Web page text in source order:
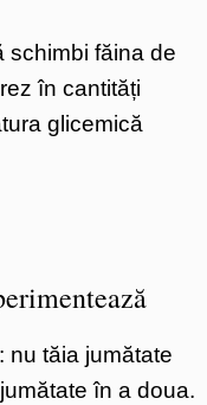
schimbi făina de
în cantități
glicemică
nu tăia jumătate
în a doua.